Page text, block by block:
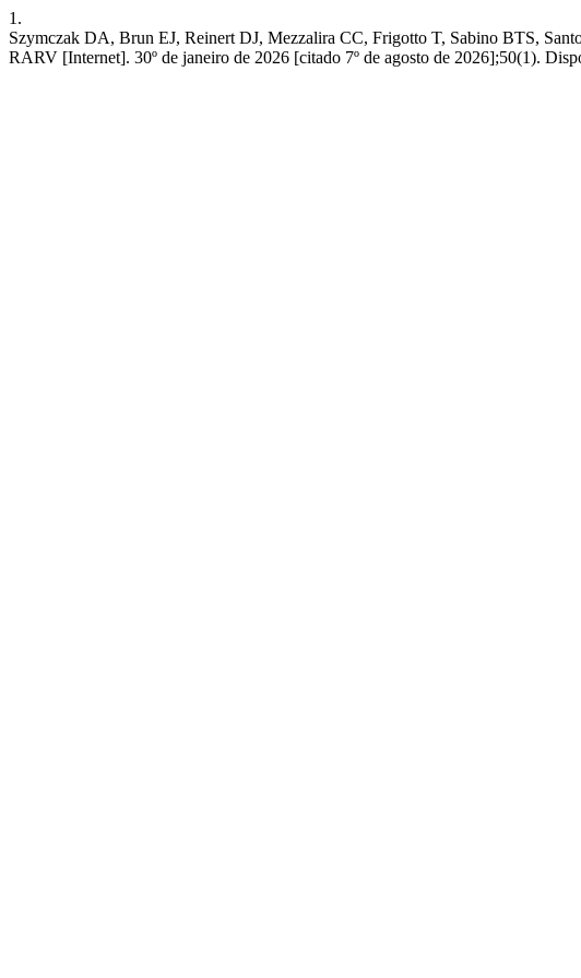
1.
Szymczak DA, Brun EJ, Reinert DJ, Mezzalira CC, Frigotto T, Sabino BTS,
RARV [Internet]. 30º de janeiro de 2026 [citado 7º de agosto de 2026];50(1).